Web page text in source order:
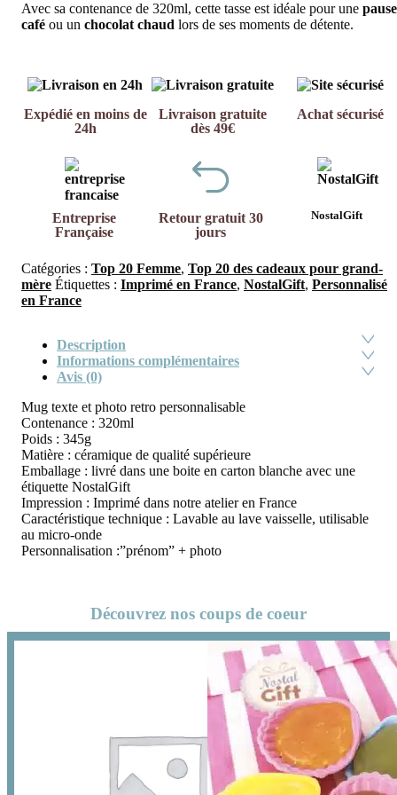
Avec sa contenance de 320ml, cette tasse est idéale pour une pause
café ou un chocolat chaud lors de ses moments de détente.
Expédié en moins de
24h
Livraison gratuite
dès 49€
Achat sécurisé
Entreprise
Française
Retour gratuit 30
jours
NostalGift
Catégories : Top 20 Femme, Top 20 des cadeaux pour grand-
mère Étiquettes : Imprimé en France, NostalGift, Personnalisé
en France
Description
Informations complémentaires
Avis (0)
Mug texte et photo retro personnalisable
Contenance : 320ml
Poids : 345g
Matière : céramique de qualité supérieure
Emballage : livré dans une boite en carton blanche avec une
étiquette NostalGift
Impression : Imprimé dans notre atelier en France
Caractéristique technique : Lavable au lave vaisselle, utilisable
au micro-onde
Personnalisation :”prénom” + photo
Découvrez nos coups de coeur